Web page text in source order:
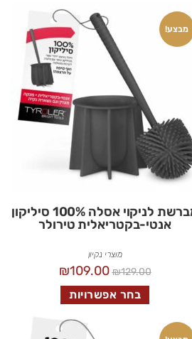
מבצע!
מברשת לניקוי אסלה 100% סיליקון
אנטי-בקטריאלית טירולר
מוצרי נקיון
₪129.00
₪109.00
בחר אפשרויות